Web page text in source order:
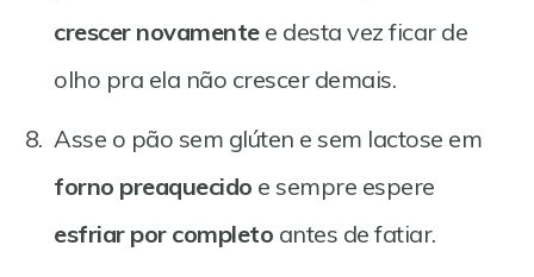
crescer novamentee desta vez ficar de
olho pra ela não crescer demais.
Asse o pão sem glúten e sem lactose em
forno preaquecido e sempre espere
esfriar por completo antes de fatiar.